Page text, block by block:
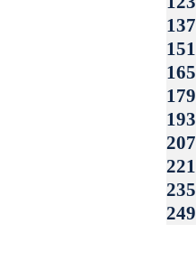
137
151
165
179
193
207
221
235
249